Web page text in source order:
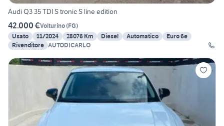
Audi Q3 35 TDI S tronic S line edition
42.000 €Volturino(FG)
Usato
11/2024 28076 Km Diesel Automatico
Euro 6e
Rivenditore AUTODICARLO